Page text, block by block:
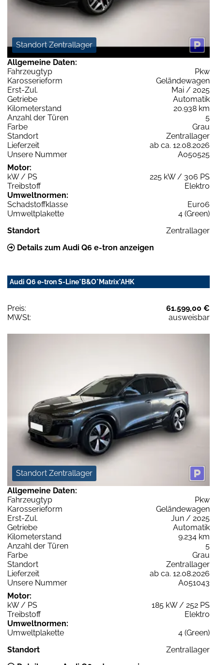
Standort Zentrallager
Allgemeine Daten:
Fahrzeugtyp
Pkw
Karosserieform
Geländewagen
Erst-Zul.
Mai / 2025
Getriebe
Automatik
Kilometerstand
20.938 km
Anzahl der Türen
5
Farbe
Grau
Standort
Zentrallager
Lieferzeit
ab ca. 12.08.2026
Unsere Nummer
A050525
Motor:
kW / PS
225 kW / 306 PS
Treibstoff
Elektro
Umweltnormen:
Schadstoffklasse
Euro6
Umweltplakette
4 (Green)
Standort
Zentrallager
Details zum Audi Q6 e-tron anzeigen
Audi Q6 e-tron S-Line*B&O*Matrix*AHK
Preis:
61.599,00 €
MWSt:
ausweisbar
Standort Zentrallager
Allgemeine Daten:
Fahrzeugtyp
Pkw
Karosserieform
Geländewagen
Erst-Zul.
Jun / 2025
Getriebe
Automatik
Kilometerstand
9.234 km
Anzahl der Türen
5
Farbe
Grau
Standort
Zentrallager
Lieferzeit
ab ca. 12.08.2026
Unsere Nummer
A051043
Motor:
kW / PS
185 kW / 252 PS
Treibstoff
Elektro
Umweltnormen:
Umweltplakette
4 (Green)
Standort
Zentrallager